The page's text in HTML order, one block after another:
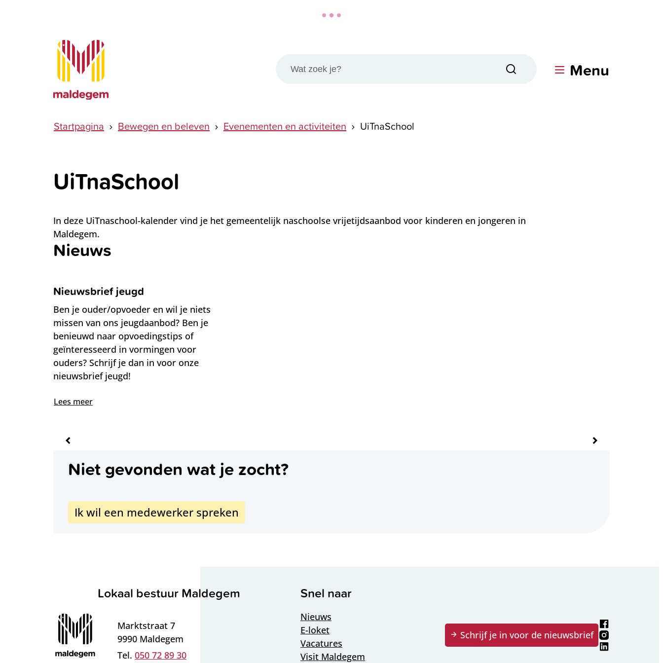
Maldegem
Zoeken Menu
Startpagina Bewegen en beleven Evenementen en activiteiten UiTnaSchool
UiTnaSchool
In deze UiTnaschool-kalender vind je het gemeentelijk naschoolse vrijetijdsaanbod voor kinderen en jongeren in
Maldegem.
Nieuws
Nieuwsbrief jeugd
Ben je ouder/opvoeder en wil je niets
missen van ons jeugdaanbod? Ben je
benieuwd naar opvoedingstips of
geïnteresseerd in vormingen voor
ouders? Schrijf je dan in voor onze
nieuwsbrief jeugd!
Lees meer
Links Rechts
Niet gevonden wat je zocht?
Ik wil een medewerker spreken
Contact & openingsuren
Lokaal bestuur Maldegem
AdresMarktstraat 7
,9990 Maldegem
050 72 89 30
Snel naar
Nieuws
E-loket
Vacatures
Visit Maldegem
Schrijf je in voor de nieuwsbrief Facebook
Instagram
LinkedIn